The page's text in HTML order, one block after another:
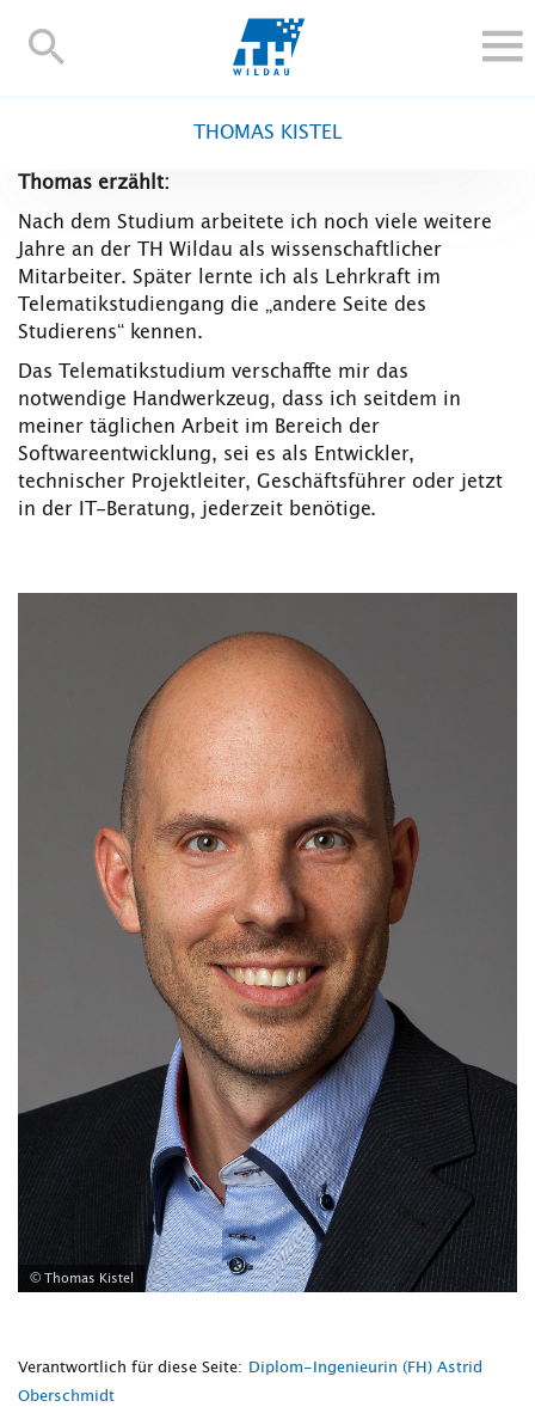
TH-
ALUMNI
HOCHSCHULE
INTERNATIONAL
Blogs Kontakt und Anfahrt Webmail Moodle
TH Online-Portal Personensuche English
THOMAS KISTEL
Thomas erzählt:
Nach dem Studium arbeitete ich noch viele weitere
Jahre an der TH Wildau als wissenschaftlicher
Mitarbeiter. Später lernte ich als Lehrkraft im
Telematikstudiengang die „andere Seite des
Studierens“ kennen.
Das Telematikstudium verschaffte mir das
notwendige Handwerkzeug, dass ich seitdem in
meiner täglichen Arbeit im Bereich der
Softwareentwicklung, sei es als Entwickler,
technischer Projektleiter, Geschäftsführer oder jetzt
in der IT-Beratung, jederzeit benötige.
© Thomas Kistel
Verantwortlich für diese Seite:
Diplom-Ingenieurin (FH) Astrid
Oberschmidt